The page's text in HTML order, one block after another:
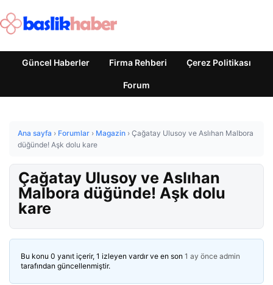
Güncel Haberler Firma Rehberi Çerez Politikası
Forum
Ana sayfa › Forumlar › Magazin › Çağatay Ulusoy ve Aslıhan Malbora
düğünde! Aşk dolu kare
Çağatay Ulusoy ve Aslıhan
Malbora düğünde! Aşk dolu
kare
Bu konu 0 yanıt içerir, 1 izleyen vardır ve en son 1 ay önce admin
tarafından güncellenmiştir.